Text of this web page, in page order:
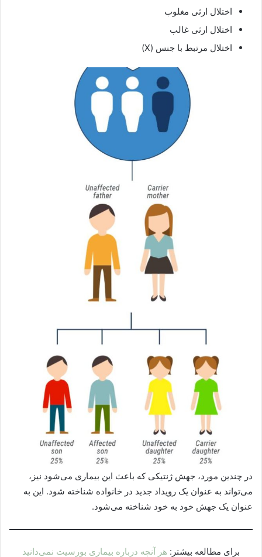
اختلال ارثی مغلوب
اختلال ارثی غالب
اختلال مرتبط با جنس (X)
در چندین مورد، جهش ژنتیکی که باعث این بیماری می‌شود نیز،
می‌تواند به عنوان یک رویداد جدید در خانواده شناخته شود. این به
عنوان یک جهش خود به خود شناخته می‌شود.
برای مطالعه بیشتر: هر آنچه درباره بیماری بورسیت نمی‌دانید